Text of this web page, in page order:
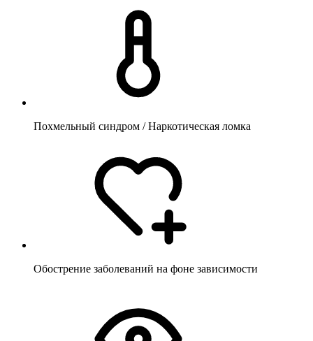
Похмельный синдром / Наркотическая ломка
Обострение заболеваний на фоне зависимости